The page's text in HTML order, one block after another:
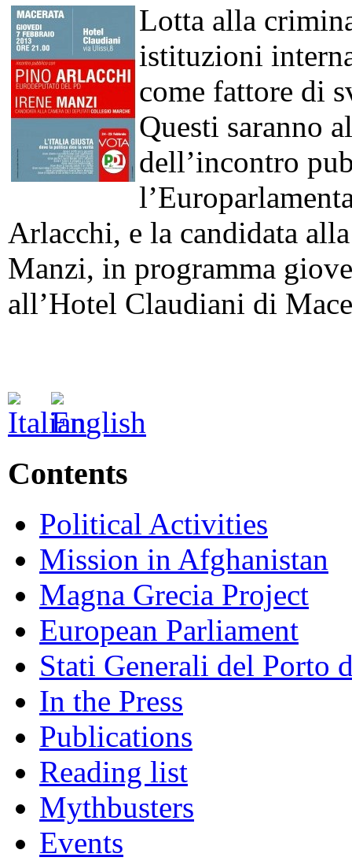
Lotta alla
istituzioni
come fattore di
Questi saranno
dell’incontro
Arlacchi, e la candidata
Manzi, in programma
all’Hotel Claudiani di
Contents
Political Activities
Mission in Afghanistan
Magna Grecia Project
European Parliament
Stati Generali del Porto
In the Press
Publications
Reading list
Mythbusters
Events